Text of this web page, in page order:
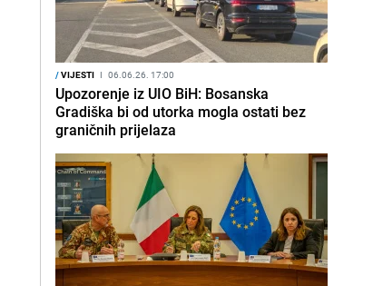
/VIJESTI I 06.06.26. 17:00
Upozorenje iz UIO BiH: Bosanska
Gradiška bi od utorka mogla ostati bez
graničnih prijelaza